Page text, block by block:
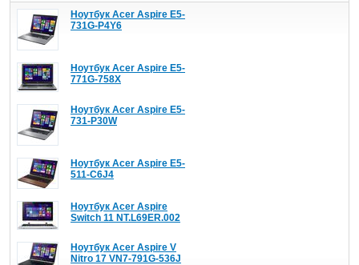
Ноутбук Acer Aspire E5-
731G-P4Y6
Ноутбук Acer Aspire E5-
771G-758X
Ноутбук Acer Aspire E5-
731-P30W
Ноутбук Acer Aspire E5-
511-C6J4
Ноутбук Acer Aspire
Switch 11 NT.L69ER.002
Ноутбук Acer Aspire V
Nitro 17 VN7-791G-536J